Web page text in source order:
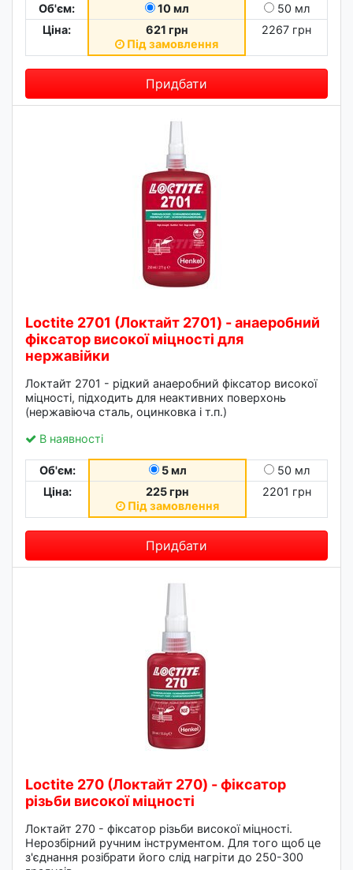
Об'єм: 10 мл
50 мл
Ціна:
621 грн
Під замовлення
2267 грн
Придбати
Loctite 2701 (Локтайт 2701) - анаеробний
фіксатор високої міцності для
нержавійки
Локтайт 2701 - рідкий анаеробний фіксатор високої
міцності, підходить для неактивних поверхонь
(нержавіюча сталь, оцинковка і т.п.)
В наявності
Об'єм: 5 мл
50 мл
Ціна:
225 грн
Під замовлення
2201 грн
Придбати
Loctite 270 (Локтайт 270) - фіксатор
різьби високої міцності
Локтайт 270 - фіксатор різьби високої міцності.
Нерозбірний ручним інструментом. Для того щоб це
з'єднання розібрати його слід нагріти до 250-300